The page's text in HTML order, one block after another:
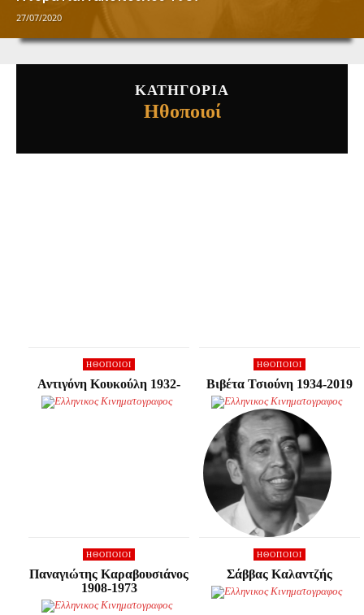
27/07/2020
ΚΑΤΗΓΟΡΙΑ
Hθοποιοί
HΘΟΠΟΙΟΊ
Αντιγόνη Κουκούλη 1932-
HΘΟΠΟΙΟΊ
Βιβέτα Τσιούνη 1934-2019
HΘΟΠΟΙΟΊ
Παναγιώτης Καραβουσιάνος
1908-1973
HΘΟΠΟΙΟΊ
Σάββας Καλαντζής